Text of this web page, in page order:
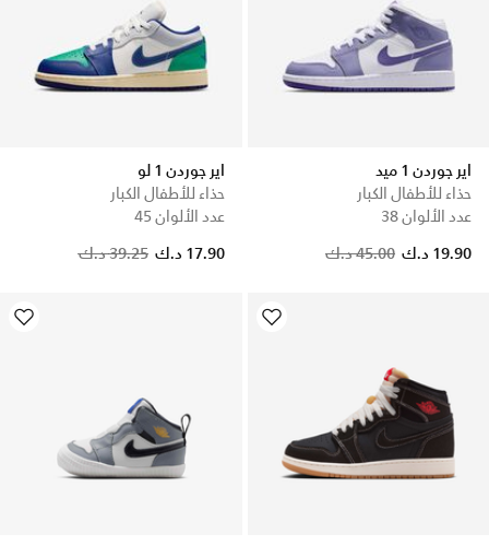
اير جوردن 1 ميد
حذاء للأطفال الكبار
عدد الألوان 38
45.00 د.ك
19.90 د.ك
اير جوردن 1 لو
حذاء للأطفال الكبار
عدد الألوان 45
Price reduced from
39.25 د.ك to 17.90 د.ك